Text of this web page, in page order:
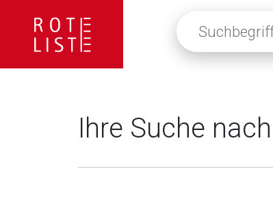
eingeben
oder
klicken,
Fachinformationen
Ihre Suche nach